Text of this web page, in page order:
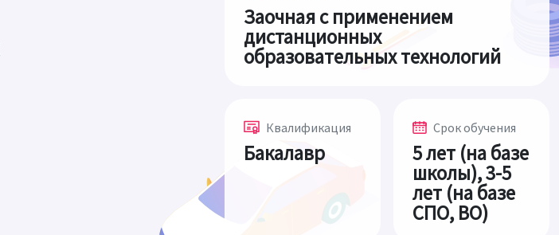
Заочная с применением
дистанционных
образовательных технологий
Квалификация
Бакалавр
Срок обучения
5 лет (на базе
школы), 3-5
лет (на базе
СПО, ВО)